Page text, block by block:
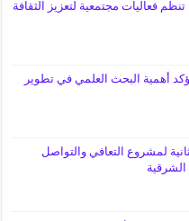
تنظم فعاليات مجتمعية لتعزيز الثقافة
يؤكد أهمية البحث العلمي في تطوير
لمشروع التعافي والتواصل